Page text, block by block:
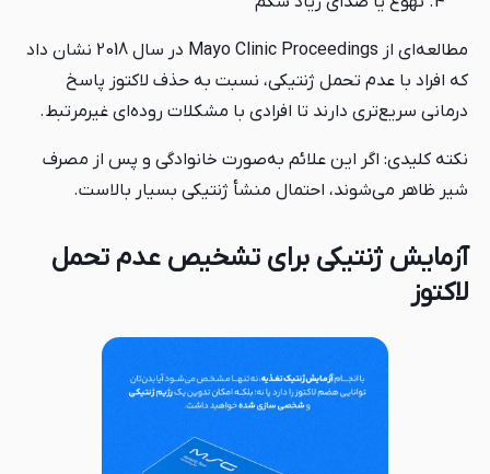
مطالعه‌ای از Mayo Clinic Proceedings در سال 2018 نشان داد
که افراد با عدم تحمل ژنتیکی، نسبت به حذف لاکتوز پاسخ
درمانی سریع‌تری دارند تا افرادی با مشکلات روده‌ای غیرمرتبط.
نکته کلیدی: اگر این علائم به‌صورت خانوادگی و پس از مصرف
شیر ظاهر می‌شوند، احتمال منشأ ژنتیکی بسیار بالاست.
آزمایش ژنتیکی برای تشخیص عدم تحمل
لاکتوز